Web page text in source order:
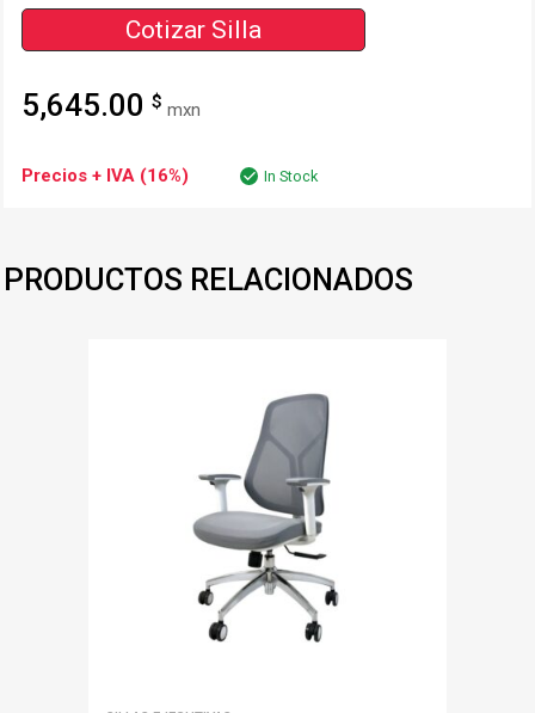
Cotizar Silla
5,645.00 $ mxn
Precios + IVA (16%) In Stock
PRODUCTOS RELACIONADOS